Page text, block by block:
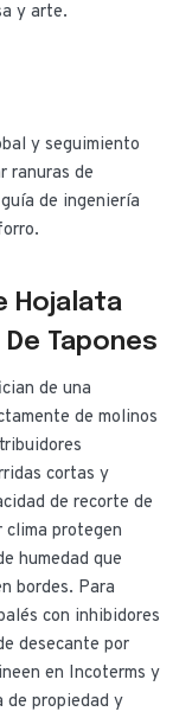
y arte.
y seguimiento
ranuras de
de ingeniería
Hojalata
Tapones
de una
de molinos
cortas y
de recorte de
clima protegen
humedad que
bordes. Para
con inhibidores
desecante por
en Incoterms y
de propiedad y